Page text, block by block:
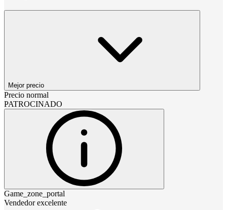
Mejor precio
Precio normal
PATROCINADO
Game_zone_portal
Vendedor excelente